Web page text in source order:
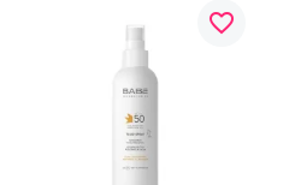
favorite_border